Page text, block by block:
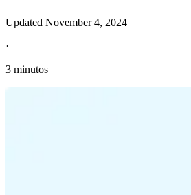
Updated November 4, 2024
·
3 minutos